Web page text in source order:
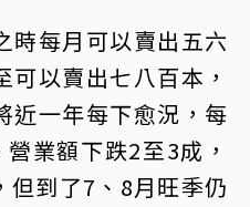
時每月可以賣出五六
以賣出七八百本，
近一年每下愈況，每
業額下跌2至3成，
但到了7、8月旺季仍